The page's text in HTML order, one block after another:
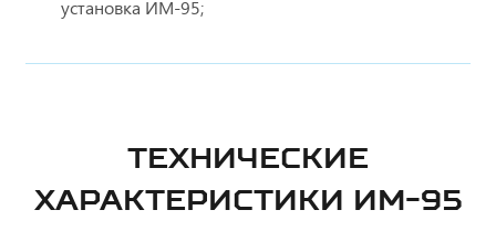
установка ИМ-95;
ТЕХНИЧЕСКИЕ
ХАРАКТЕРИСТИКИ ИМ-95